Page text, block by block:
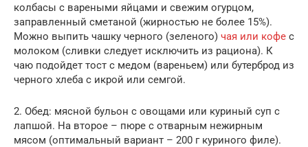
колбасы с вареными яйцами и свежим огурцом,
заправленный сметаной (жирностью не более 15%).
Можно выпить чашку черного (зеленого) чая или кофе с
молоком (сливки следует исключить из рациона). К
чаю подойдет тост с медом (вареньем) или бутерброд из
черного хлеба с икрой или семгой.
2. Обед: мясной бульон с овощами или куриный суп с
лапшой. На второе – пюре с отварным нежирным
мясом (оптимальный вариант – 200 г куриного филе).